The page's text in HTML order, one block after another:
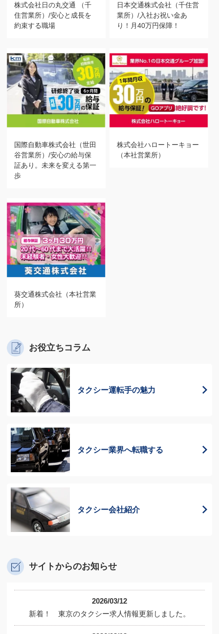
株式会社日の丸交通 （千
住営業所）/安心と成長を
約束する職場
日本交通株式会社（千住営
業所）/入社お祝い金あ
り！月40万円保障！
国際自動車株式会社（世田
谷営業所）/安心の給与保
証あり。未来を変える第一
歩
株式会社ハロートーキョー
（本社営業所）
葵交通株式会社（本社営業
所）
お役立ちコラム
タクシー運転手の魅力
タクシー業界へ転職する
タクシー会社紹介
サイトからのお知らせ
2026/03/12
新着！ 東京のタクシー求人情報更新しました。